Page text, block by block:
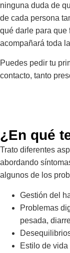
ninguna duda de
de cada persona
qué darle para que
acompañará toda
Puedes pedir tu
contacto, tanto
¿En qué
Trato diferentes
abordando
algunos de los
Gestión del
Problemas
pesada,
Estilo de